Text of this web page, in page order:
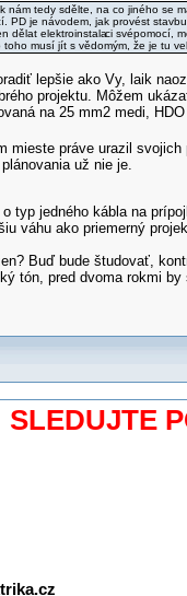
nám tedy sdělte, na co jiného se
PD je návodem, jak provést
dělat elektroinstalaci svépomocí,
toho musí jít s vědomým, že je tu
lepšie ako Vy, laik
projektu. Môžem
na 25 mm2 medi,
mieste práve urazil
už nie je.
typ jedného kábla na
váhu ako priemerný
Buď bude študovať,
tón, pred dvoma rokmi
SLEDUJTE